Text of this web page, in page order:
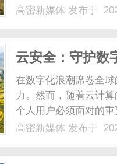
高密新媒体 发布于
云安全：守护数
在数字化浪潮席卷全
力。然而，随着云计
个人用户必须面对的
术架构，正逐渐崭露
高密新媒体 发布于